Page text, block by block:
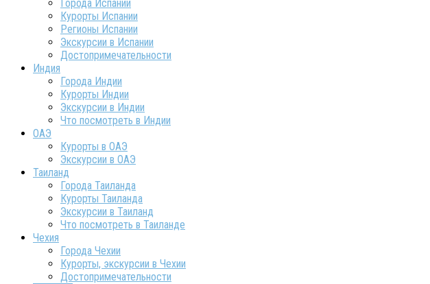
Города Испании
Курорты Испании
Регионы Испании
Экскурсии в Испании
Достопримечательности
Индия
Города Индии
Курорты Индии
Экскурсии в Индии
Что посмотреть в Индии
ОАЭ
Курорты в ОАЭ
Экскурсии в ОАЭ
Таиланд
Города Таиланда
Курорты Таиланда
Экскурсии в Таиланд
Что посмотреть в Таиланде
Чехия
Города Чехии
Курорты, экскурсии в Чехии
Достопримечательности